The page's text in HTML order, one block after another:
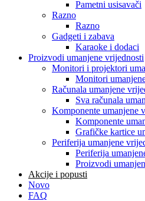
Pametni usisavači
Razno
Razno
Gadgeti i zabava
Karaoke i dodaci
Proizvodi umanjene vrijednosti
Monitori i projektori
Monitori
Računala umanjene
Sva računala
Komponente umanjene
Komponente
Grafičke kartice
Periferija umanjene
Periferija
Proizvodi
Akcije i popusti
Novo
FAQ